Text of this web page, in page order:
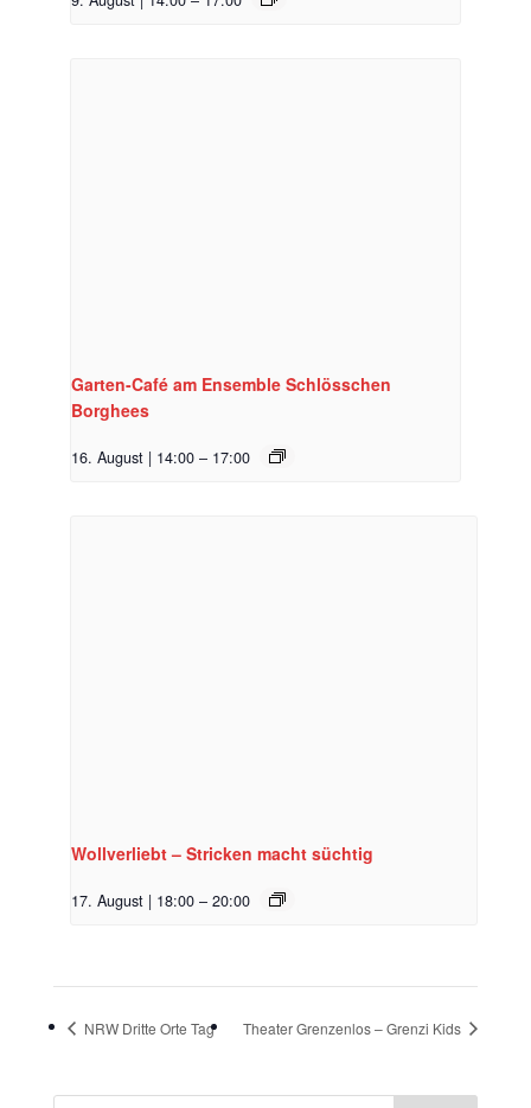
Garten-Café am Ensemble Schlösschen
Borghees
16. August | 14:00 – 17:00
Wollverliebt – Stricken macht süchtig
17. August | 18:00 – 20:00
NRW Dritte Orte Tag Theater Grenzenlos – Grenzi Kids